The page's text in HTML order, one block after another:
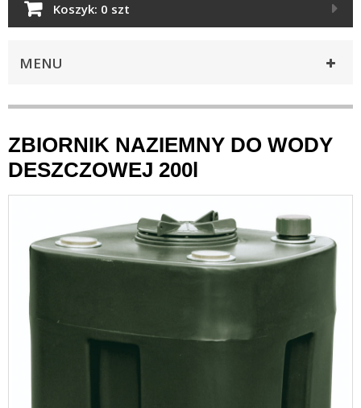
Koszyk: 0 szt
MENU
ZBIORNIK NAZIEMNY DO WODY
DESZCZOWEJ 200l